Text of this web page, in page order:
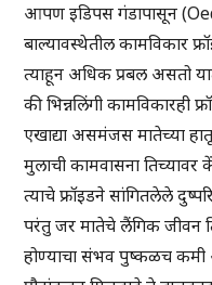
आपण इडिपस गंडापासून
बाल्यावस्थेतील कामविकार
त्याहून अधिक प्रबल असतो
की भिन्नलिंगी कामविकारही
एखाद्या असमंजस मातेच्या
मुलाची कामवासना
त्याचे फ्रॉइडने सांगितलेले
परंतु जर मातेचे लैंगिक जीवन
होण्याचा संभव पुष्कळच